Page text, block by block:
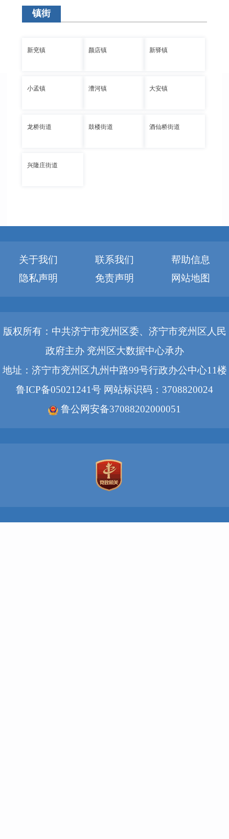
镇街
新兖镇 颜店镇 新驿镇
小孟镇 漕河镇 大安镇
龙桥街道 鼓楼街道 酒仙桥街道
兴隆庄街道
关于我们 联系我们
帮助信息
隐私声明
免责声明 网站地图
版权所有：中共济宁市兖州区委、济宁市兖州区人民
政府主办 兖州区大数据中心承办
地址：济宁市兖州区九州中路99号行政办公中心11楼
鲁ICP备05021241号 网站标识码：3708820024
鲁公网安备37088202000051